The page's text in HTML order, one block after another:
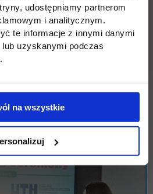
udostępniamy partnerom
i analitycznym.
te informacje z innymi danymi
uzyskanymi podczas
na wszystkie